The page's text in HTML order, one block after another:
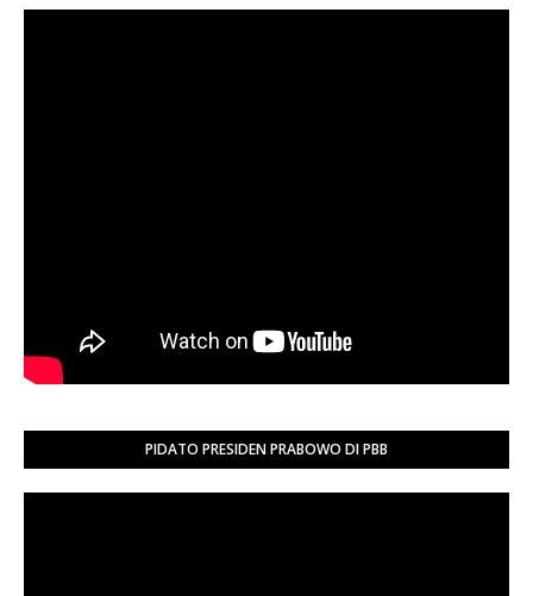
PIDATO PRESIDEN PRABOWO DI PBB